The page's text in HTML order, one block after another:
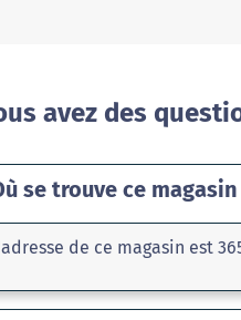
avez des
se trouve ce magasin
de ce magasin est